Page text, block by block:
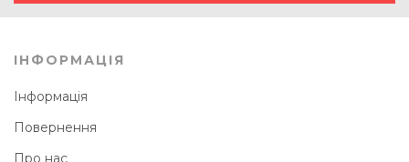
ІНФОРМАЦІЯ
Інформація
Повернення
Про нас